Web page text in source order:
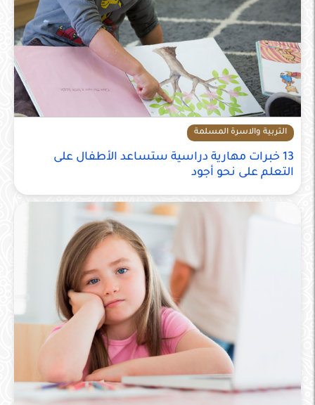
التربية والاسرة المسلمة
13 خبرات مهارية دراسية ستساعد الأطفال على
التعلم على نحو أجود